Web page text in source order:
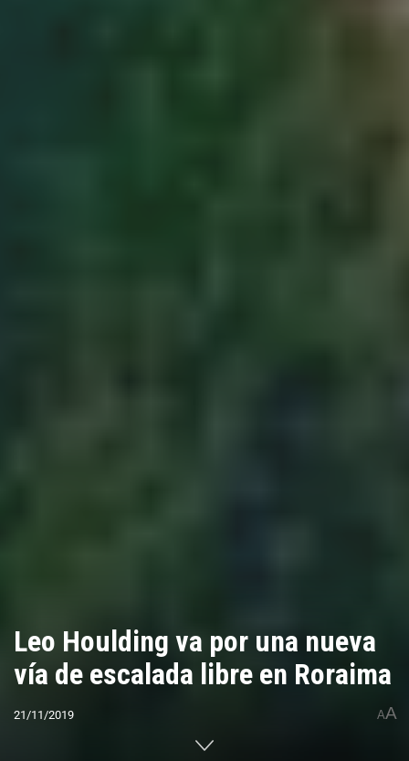
Leo Houlding va por una nueva
vía de escalada libre en Roraima
21/11/2019 AA